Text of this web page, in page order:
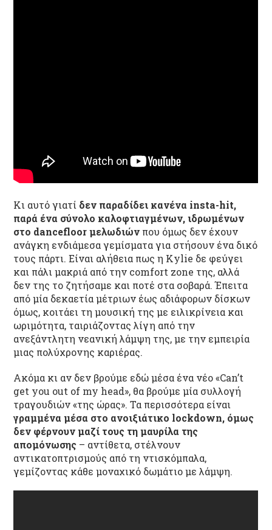
Κι αυτό γιατί δεν παραδίδει κανένα insta-hit,
παρά ένα σύνολο καλοφτιαγμένων, ιδρωμένων
στο dancefloor μελωδιών που όμως δεν έχουν
ανάγκη ενδιάμεσα γεμίσματα για στήσουν ένα δικό
τους πάρτι. Είναι αλήθεια πως η Kylie δε φεύγει
και πάλι μακριά από την comfort zone της, αλλά
δεν της το ζητήσαμε και ποτέ στα σοβαρά. Έπειτα
από μία δεκαετία μέτριων έως αδιάφορων δίσκων
όμως, κοιτάει τη μουσική της με ειλικρίνεια και
ωριμότητα, ταιριάζοντας λίγη από την
ανεξάντλητη νεανική λάμψη της, με την εμπειρία
μιας πολύχρονης καριέρας.
Ακόμα κι αν δεν βρούμε εδώ μέσα ένα νέο «Can’t
get you out of my head», θα βρούμε μία συλλογή
τραγουδιών «της ώρας». Τα περισσότερα είναι
γραμμένα μέσα στο ανοιξιάτικο lockdown, όμως
δεν φέρνουν μαζί τους τη μαυρίλα της
απομόνωσης – αντίθετα, στέλνουν
αντικατοπτρισμούς από τη ντισκόμπαλα,
γεμίζοντας κάθε μοναχικό δωμάτιο με λάμψη.